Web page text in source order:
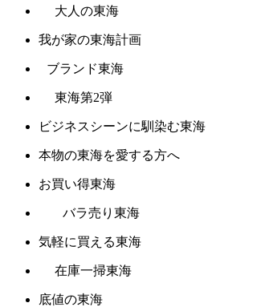
大人の東海
我が家の東海計画
ブランド東海
東海第2弾
ビジネスシーンに馴染む東海
本物の東海を愛する方へ
お買い得東海
バラ売り東海
気軽に買える東海
在庫一掃東海
底値の東海